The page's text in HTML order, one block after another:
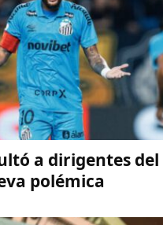
a dirigentes del
polémica